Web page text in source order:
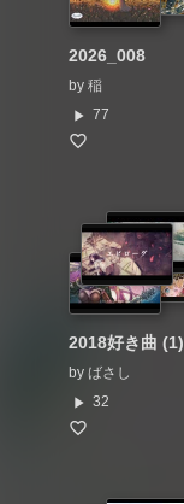
2026_008
by 稲
play_arrow 77
2018好き曲 (1)
by ばさし
play_arrow 32